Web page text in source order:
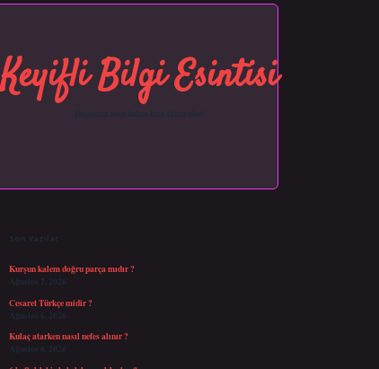
Keyifli Bilgi Esintisi
Son Yazılar
Kurşun kalem doğru parça mıdır ?
Ağustos 7, 2026
Cesaret Türkçe midir ?
Ağustos 6, 2026
Kulaç atarken nasıl nefes alınır ?
Ağustos 6, 2026